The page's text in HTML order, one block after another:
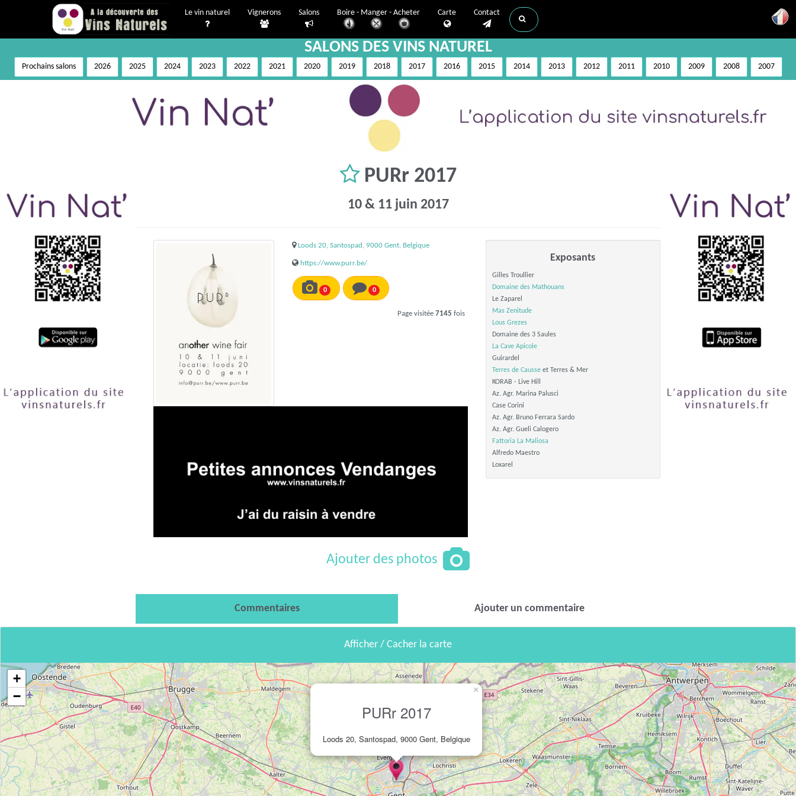
Le vin naturel Vignerons Salons Boire - Manger - Acheter Carte Contact
SALONS DES VINS NATUREL
Prochains salons 2026 2025 2024 2023 2022 2021 2020 2019 2018 2017 2016 2015 2014 2013 2012 2011 2010 2009 2008 2007
PURr 2017
10 & 11 juin 2017
Loods 20, Santospad, 9000 Gent, Belgique
https://www.purr.be/
0 0
Page visitée 7145 fois
Exposants
Gilles Troullier
Domaine des Mathouans
Le Zaparel
Mas Zenitude
Lous Grezes
Domaine des 3 Saules
La Cave Apicole
Guirardel
Terres de Causseet Terres & Mer
KORAB - Live Hill
Az. Agr. Marina Palusci
Case Corini
Az. Agr. Bruno Ferrara Sardo
Az. Agr. Gueli Calogero
Fattoria La Maliosa
Alfredo Maestro
Loxarel
Ajouter des photos
Commentaires Ajouter un commentaire
Afficher / Cacher la carte
PURr 2017
Loods 20, Santospad, 9000 Gent, Belgique
×
+
−